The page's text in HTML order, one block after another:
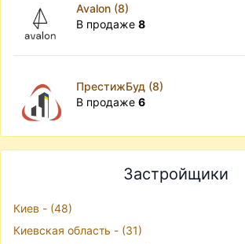
Avalon (8)
В продаже 8
ПрестижБуд (8)
В продаже 6
Застройщики
Киев - (48)
Киевская область - (31)